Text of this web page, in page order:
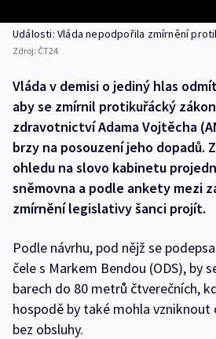
Události: Vláda nepodpořila zmírnění
Zdroj: ČT24
Vláda v demisi o jediný hlas
aby se zmírnil protikuřácký
zdravotnictví Adama Vojtěcha
brzy na posouzení jeho dopadů.
ohledu na slovo kabinetu
sněmovna a podle ankety mezi
zmírnění legislativy šanci projít.
Podle návrhu, pod nějž se
čele s Markem Bendou (ODS), by
barech do 80 metrů čtverečních,
hospodě by také mohla vzniknout
bez obsluhy.